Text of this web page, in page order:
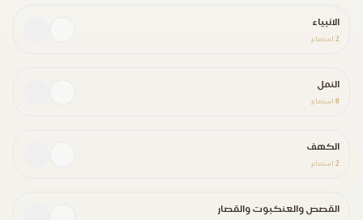
الانبياء
2 استماع
النمل
0 استماع
الكهف
2 استماع
القصص والعنكبوت والقصار